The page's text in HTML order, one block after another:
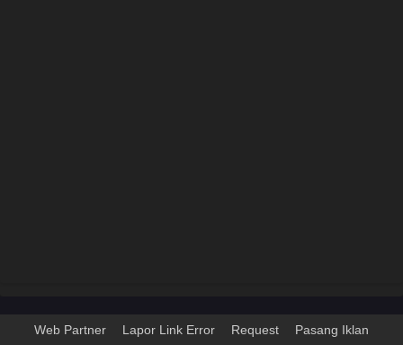
Web Partner Lapor Link Error Request Pasang Iklan